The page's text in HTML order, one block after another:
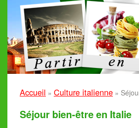
Accueil » Culture italienne »
Séjour bien-être en Italie